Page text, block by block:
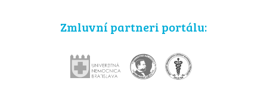
Zmluvní partneri portálu: